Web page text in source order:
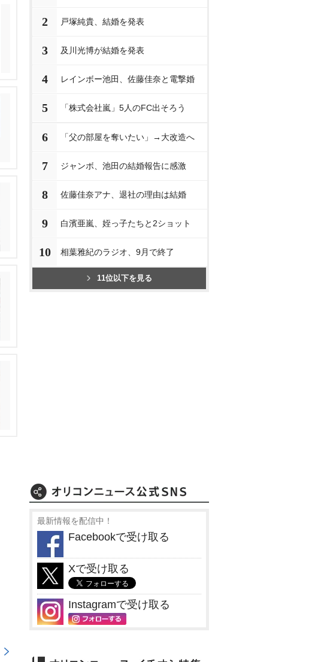
2 戸塚純貴、結婚を発表
3 及川光博が結婚を発表
4 レインボー池田、佐藤佳奈と電撃婚
5 「株式会社嵐」5人のFC出そろう
6 「父の部屋を奪いたい」→大改造へ
7 ジャンボ、池田の結婚報告に感激
8 佐藤佳奈アナ、退社の理由は結婚
9 白濱亜嵐、姪っ子たちと2ショット
10 相葉雅紀のラジオ、9月で終了
11位以下を見る
最新情報を配信中！
Facebookで受け取る
Xで受け取る
Instagramで受け取る